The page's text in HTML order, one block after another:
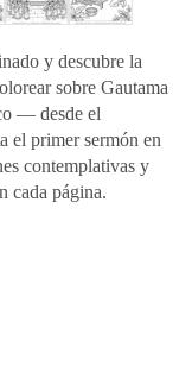
y descubre la
sobre Gautama
— desde el
el primer sermón en
contemplativas y
cada página.